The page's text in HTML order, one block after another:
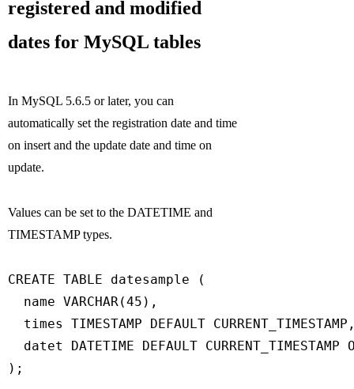
registered and modified
dates for MySQL tables
In MySQL 5.6.5 or later, you can
automatically set the registration date and time
on insert and the update date and time on
update.
Values can be set to the DATETIME and
TIMESTAMP types.
CREATE TABLE datesample (
  name VARCHAR(45),
times TIMESTAMP DEFAULT
datet DATETIME DEFAULT CURRENT_TIMESTAMP
);